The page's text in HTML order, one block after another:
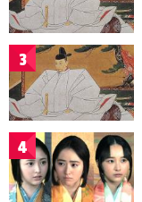
3
4